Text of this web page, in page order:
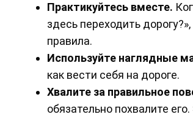
Практикуйтесь вместе.
здесь переходить
правила.
Используйте наглядные
как вести себя на дороге.
Хвалите за правильное
обязательно похвалите